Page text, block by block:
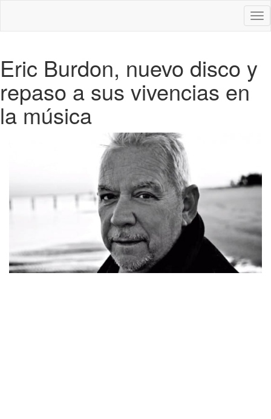
Eric Burdon, nuevo disco y
repaso a sus vivencias en
la música